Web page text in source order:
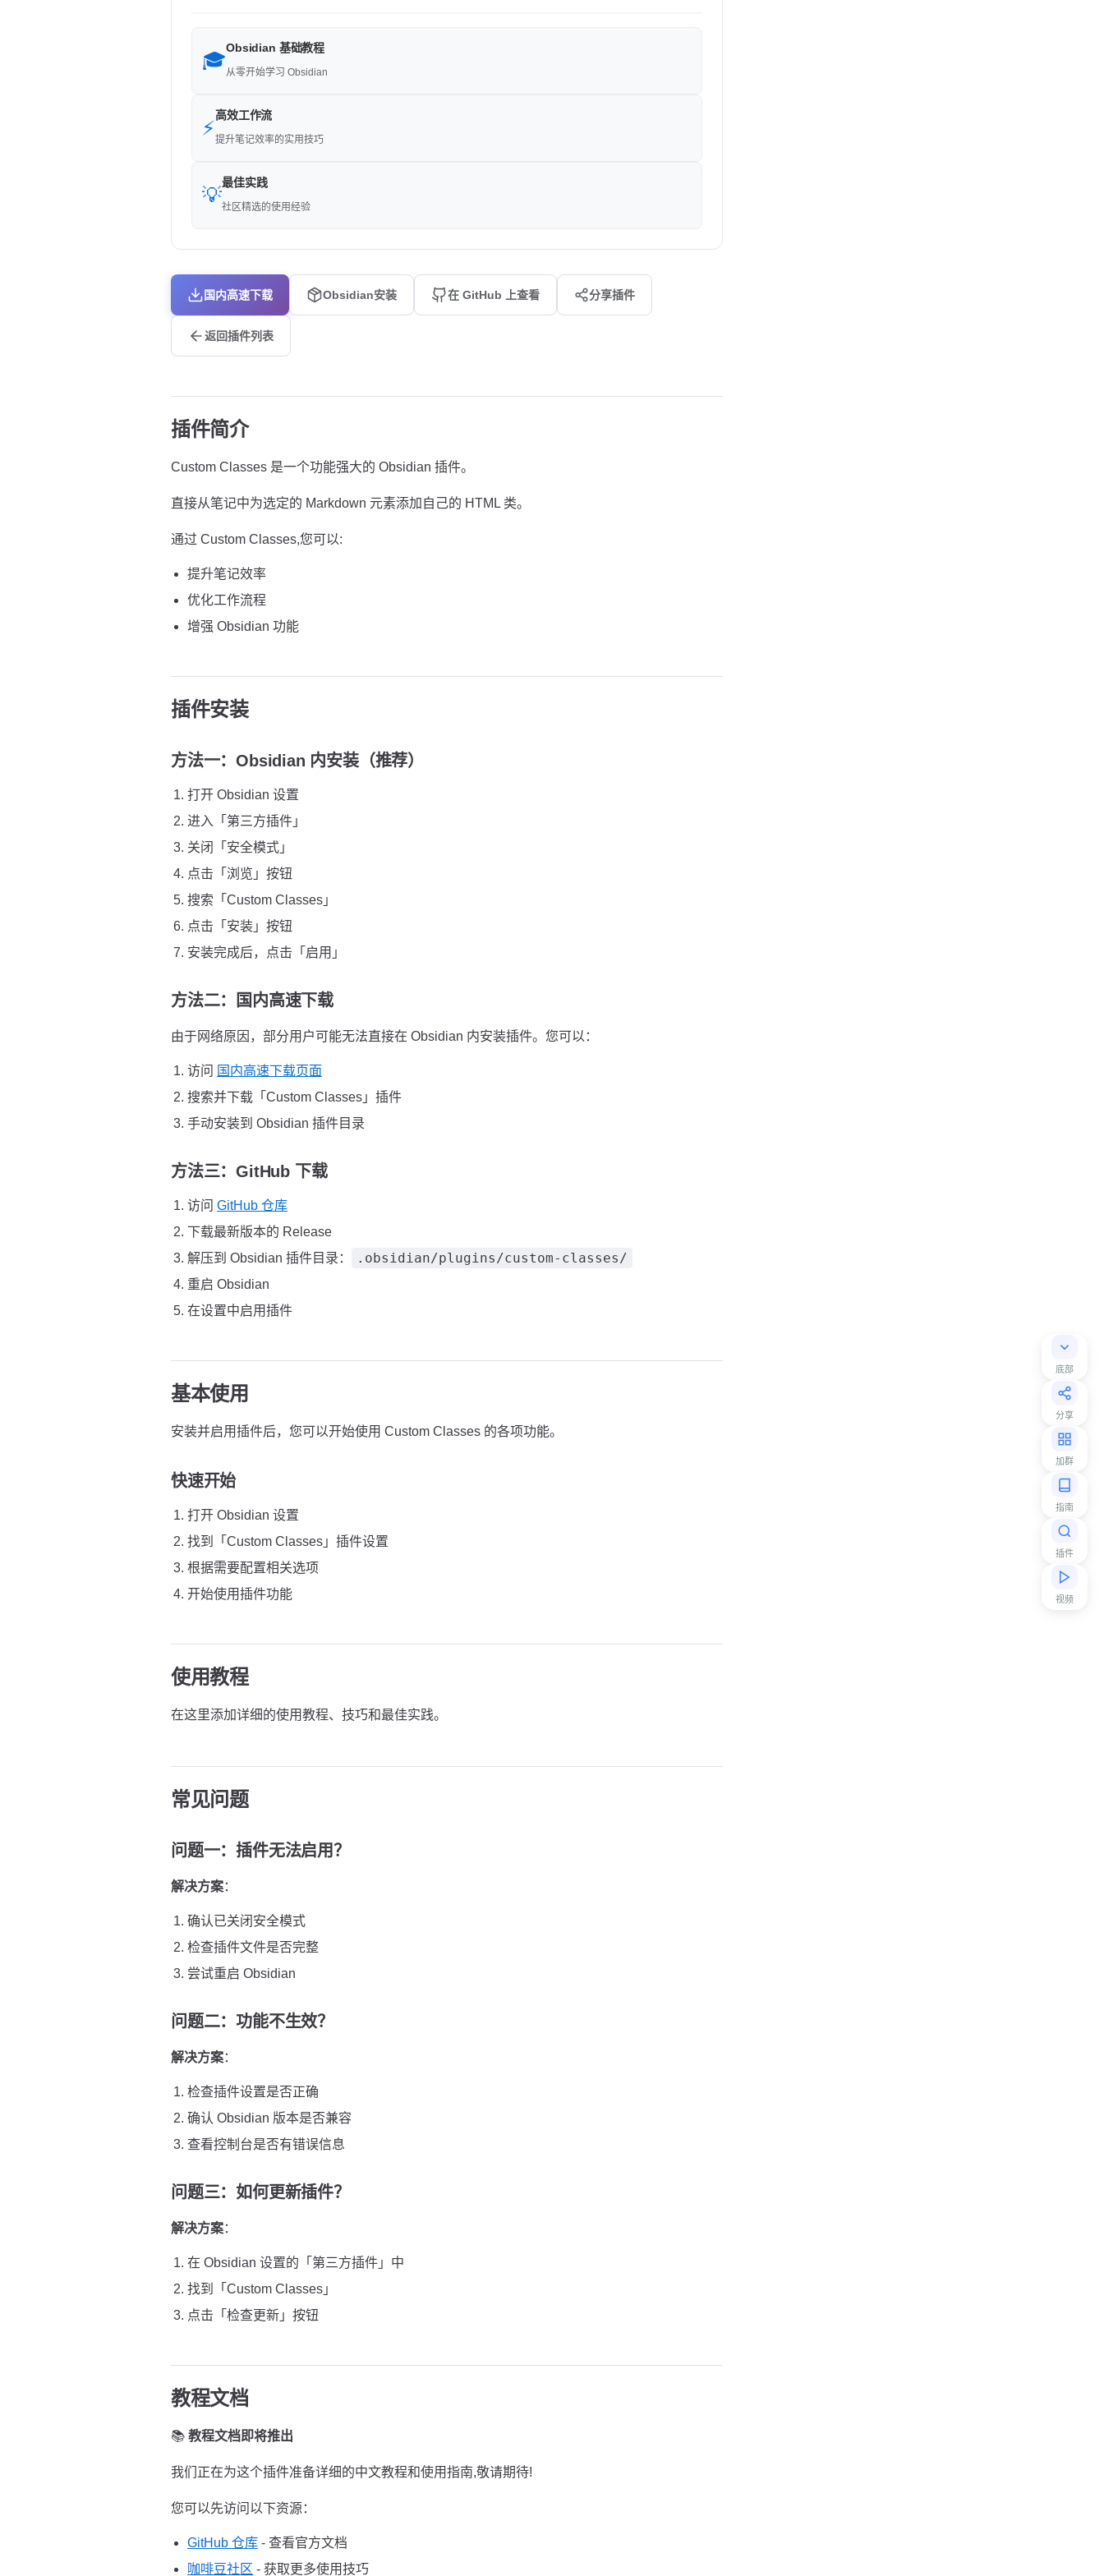
底部
分享
加群
指南
插件
视频
🎓
Obsidian 基础教程
从零开始学习 Obsidian
⚡
高效工作流
提升笔记效率的实用技巧
💡
最佳实践
社区精选的使用经验
国内高速下载 Obsidian安装 在 GitHub 上查看 分享插件
返回插件列表
插件简介
Custom Classes 是一个功能强大的 Obsidian 插件。
直接从笔记中为选定的 Markdown 元素添加自己的 HTML 类。
通过 Custom Classes,您可以:
提升笔记效率
优化工作流程
增强 Obsidian 功能
插件安装
方法一：Obsidian 内安装（推荐）
打开 Obsidian 设置
进入「第三方插件」
关闭「安全模式」
点击「浏览」按钮
搜索「Custom Classes」
点击「安装」按钮
安装完成后，点击「启用」
方法二：国内高速下载
由于网络原因，部分用户可能无法直接在 Obsidian 内安装插件。您可以：
访问 国内高速下载页面
搜索并下载「Custom Classes」插件
手动安装到 Obsidian 插件目录
方法三：GitHub 下载
访问 GitHub 仓库
下载最新版本的 Release
解压到 Obsidian 插件目录：
.obsidian/plugins/custom-classes/
重启 Obsidian
在设置中启用插件
基本使用
安装并启用插件后，您可以开始使用 Custom Classes 的各项功能。
快速开始
打开 Obsidian 设置
找到「Custom Classes」插件设置
根据需要配置相关选项
开始使用插件功能
使用教程
在这里添加详细的使用教程、技巧和最佳实践。
常见问题
问题一：插件无法启用？
解决方案：
确认已关闭安全模式
检查插件文件是否完整
尝试重启 Obsidian
问题二：功能不生效？
解决方案：
检查插件设置是否正确
确认 Obsidian 版本是否兼容
查看控制台是否有错误信息
问题三：如何更新插件？
解决方案：
在 Obsidian 设置的「第三方插件」中
找到「Custom Classes」
点击「检查更新」按钮
教程文档
📚 教程文档即将推出
我们正在为这个插件准备详细的中文教程和使用指南,敬请期待!
您可以先访问以下资源：
GitHub 仓库 - 查看官方文档
咖啡豆社区 - 获取更多使用技巧